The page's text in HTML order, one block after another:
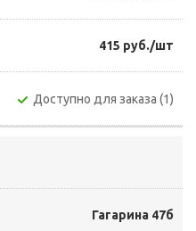
415 руб./шт
Доступно для заказа (1)
Гагарина 47б